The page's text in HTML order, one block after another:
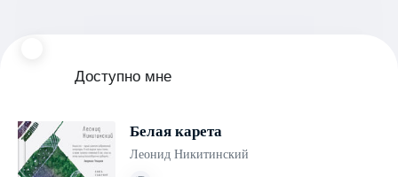
Доступно мне
Белая карета
Леонид Никитинский